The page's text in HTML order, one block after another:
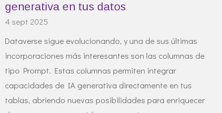
generativa en tus datos
4 sept 2025
Dataverse sigue evolucionando, y una de sus últimas
incorporaciones más interesantes son las columnas de
tipo Prompt. Estas columnas permiten integrar
capacidades de IA generativa directamente en tus
tablas, abriendo nuevas posibilidades para enriquecer